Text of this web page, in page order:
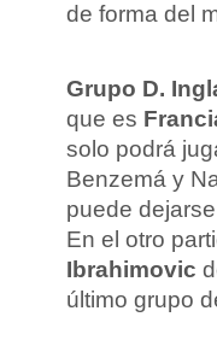
de forma del
Grupo D.
que es
solo podrá
Benzemá y
puede
En el otro
Ibrahimovic
último grupo